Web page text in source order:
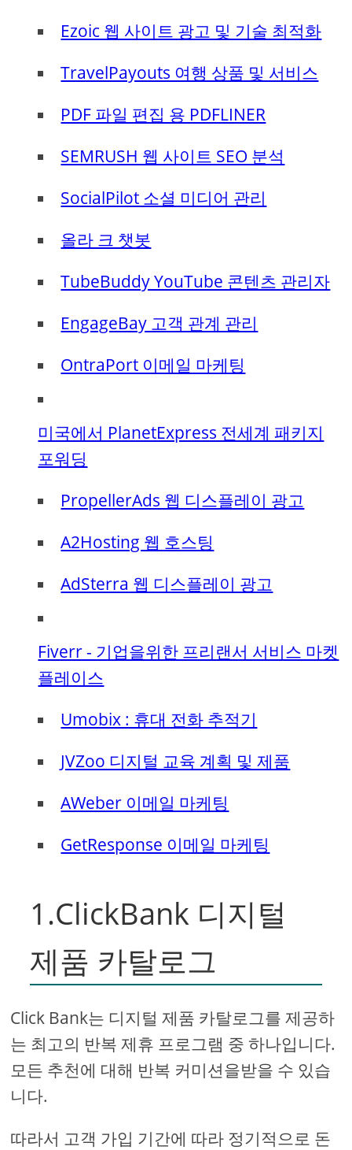
Ezoic 웹 사이트 광고 및 기술 최적화
TravelPayouts 여행 상품 및 서비스
PDF 파일 편집 용 PDFLINER
SEMRUSH 웹 사이트 SEO 분석
SocialPilot 소셜 미디어 관리
올라 크 챗봇
TubeBuddy YouTube 콘텐츠 관리자
EngageBay 고객 관계 관리
OntraPort 이메일 마케팅
미국에서 PlanetExpress 전세계 패키지
포워딩
PropellerAds 웹 디스플레이 광고
A2Hosting 웹 호스팅
AdSterra 웹 디스플레이 광고
Fiverr - 기업을위한 프리랜서 서비스 마켓
플레이스
Umobix : 휴대 전화 추적기
JVZoo 디지털 교육 계획 및 제품
AWeber 이메일 마케팅
GetResponse 이메일 마케팅
1.ClickBank 디지털
제품 카탈로그
Click Bank는 디지털 제품 카탈로그를 제공하
는 최고의 반복 제휴 프로그램 중 하나입니다.
모든 추천에 대해 반복 커미션을받을 수 있습
니다.
따라서 고객 가입 기간에 따라 정기적으로 돈